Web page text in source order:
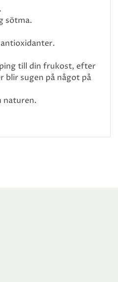
sötma.
till din frukost, efter
blir sugen på något på
naturen.